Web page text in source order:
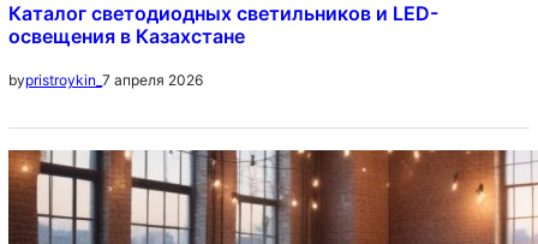
Каталог светодиодных светильников и LED-
освещения в Казахстане
bypristroykin_ 7 апреля 2026